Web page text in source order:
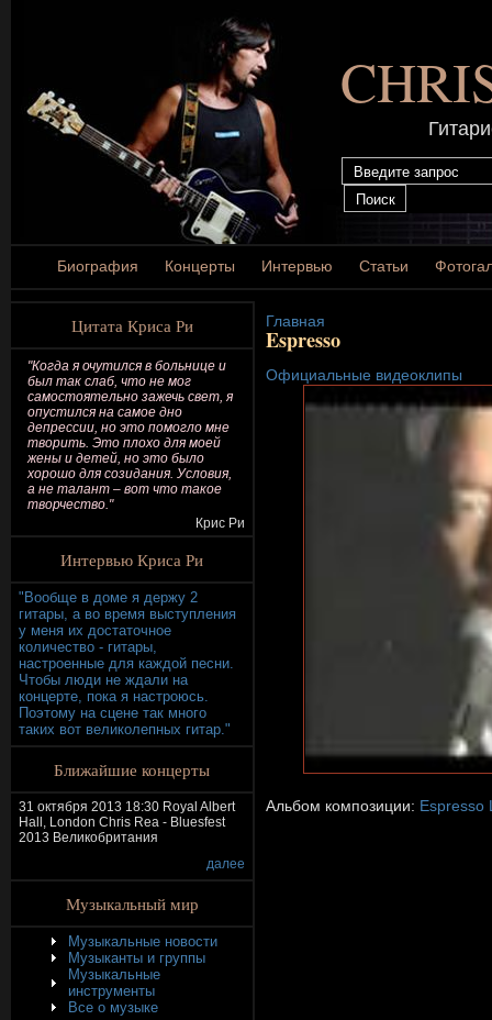
Биография Концерты Интервью Статьи
Цитата Криса Ри
"Когда я очутился в больнице и
был так слаб, что не мог
самостоятельно зажечь свет, я
опустился на самое дно
депрессии, но это помогло мне
творить. Это плохо для моей
жены и детей, но это было
хорошо для созидания. Условия,
а не талант – вот что такое
творчество."
Крис Ри
Интервью Криса Ри
"Вообще в доме я держу 2
гитары, а во время выступления
у меня их достаточное
количество - гитары,
настроенные для каждой песни.
Чтобы люди не ждали на
концерте, пока я настроюсь.
Поэтому на сцене так много
таких вот великолепных гитар."
Ближайшие концерты
31 октября 2013 18:30 Royal Albert
Hall, London Chris Rea - Bluesfest
2013 Великобритания
далее
Музыкальный мир
Музыкальные новости
Музыканты и группы
Музыкальные
инструменты
Все о музыке
Главная
Espresso
Официальные видеоклипы
Альбом композиции: Espresso